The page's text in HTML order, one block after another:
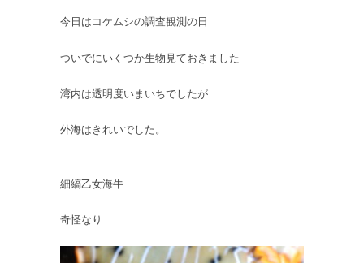
シ
今日はコケムシの調査観測の日
ついでにいくつか生物見ておきました
湾内は透明度いまいちでしたが
外海はきれいでした。
細縞乙女海牛
奇怪なり